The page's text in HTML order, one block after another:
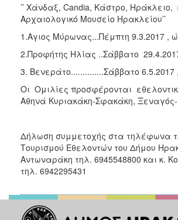
’’ Χάνδαξ, Candia, Κάστρο, Ηράκλειο,
Αρχαιολογικό Μουσείο Ηρακλείου’’
1.Αγιος Μύρωνας...Πέμπτη 9.3.2017 ,
2.Προφήτης Ηλίας ..Σάββατο
3. Βενεράτο..............Σάββατο
Οι Ομιλίες προσφέρονται
Αθηνά Κυριακάκη-Σφακάκη,
Δήλωση συμμετοχής στα τηλέφωνα
Τουρισμού Εθελοντών του Δήμου
Αντωναράκη τηλ. 6945548800 και κ.
τηλ. 6942295431